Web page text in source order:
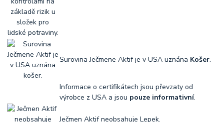
Surovina Ječmene Aktif je v USA uznána Košer.
Informace o certifikátech jsou převzaty od
výrobce z USA a jsou pouze informativní.
Ječmen Aktif neobsahuje Lepek.